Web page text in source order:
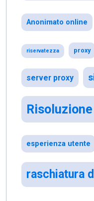
Anonimato online
riservatezza proxy
server proxy
esperienza utente
raschiatura